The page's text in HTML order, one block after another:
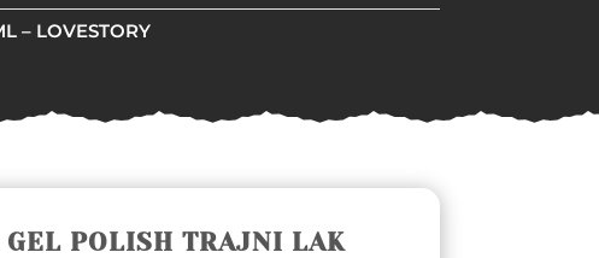
– LOVESTORY
GEL POLISH TRAJNI LAK